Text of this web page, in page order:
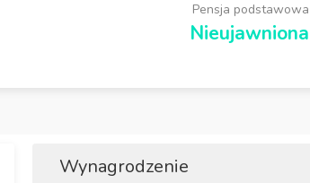
Pensja podstawowa
Nieujawniona
Wynagrodzenie